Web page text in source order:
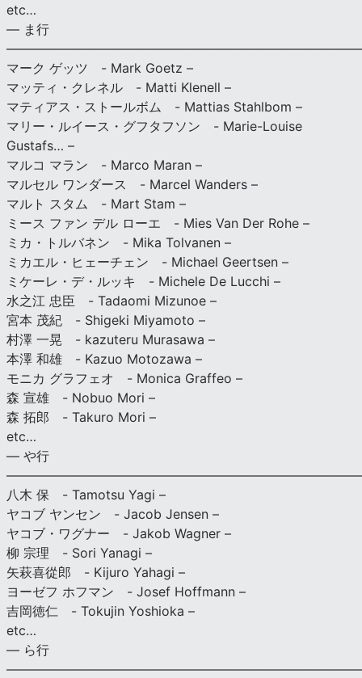
etc…
— ま行
マーク ゲッツ - Mark Goetz –
マッティ・クレネル - Matti Klenell –
マティアス・ストールボム - Mattias Stahlbom –
マリー・ルイース・グフタフソン - Marie-Louise
Gustafs… –
マルコ マラン - Marco Maran –
マルセル ワンダース - Marcel Wanders –
マルト スタム - Mart Stam –
ミース ファン デル ローエ - Mies Van Der Rohe –
ミカ・トルバネン - Mika Tolvanen –
ミカエル・ヒェーチェン - Michael Geertsen –
ミケーレ・デ・ルッキ - Michele De Lucchi –
水之江 忠臣 - Tadaomi Mizunoe –
宮本 茂紀 - Shigeki Miyamoto –
村澤 一晃 - kazuteru Murasawa –
本澤 和雄 - Kazuo Motozawa –
モニカ グラフェオ - Monica Graffeo –
森 宣雄 - Nobuo Mori –
森 拓郎 - Takuro Mori –
etc…
— や行
八木 保 - Tamotsu Yagi –
ヤコブ ヤンセン - Jacob Jensen –
ヤコブ・ワグナー - Jakob Wagner –
柳 宗理 - Sori Yanagi –
矢萩喜從郎 - Kijuro Yahagi –
ヨーゼフ ホフマン - Josef Hoffmann –
吉岡徳仁 - Tokujin Yoshioka –
etc…
— ら行